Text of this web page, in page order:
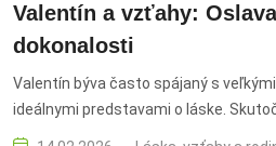
Valentín a vzťahy:
dokonalosti
Valentín býva často spájaný s
ideálnymi predstavami o láske.
však nemusí spočívať v ružiach či